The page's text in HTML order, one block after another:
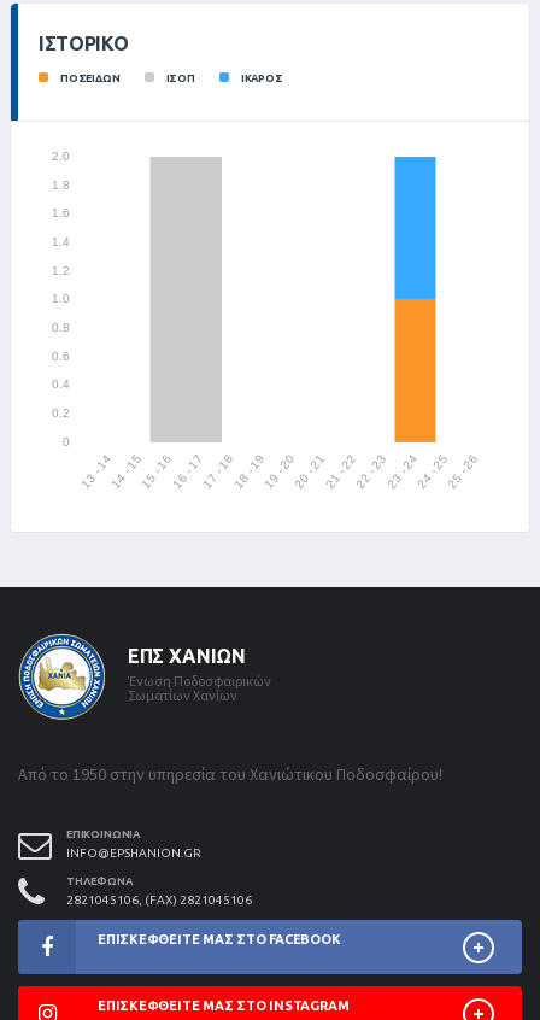
ΙΣΤΟΡΙΚΌ
ΠΟΣΕΙΔΩΝ ΙΣΟΠ ΙΚΑΡΟΣ
ΕΠΣ ΧΑΝΊΩΝ
Ένωση Ποδοσφαιρικών
Σωματίων Χανίων
Από το 1950 στην υπηρεσία του Χανιώτικου Ποδοσφαίρου!
ΕΠΙΚΟΙΝΩΝΊΑ
INFO@EPSHANION.GR
ΤΗΛΈΦΩΝΑ
2821045106, (FAX) 2821045106
ΕΠΙΣΚΕΦΘΕΊΤΕ ΜΑΣ ΣΤΟ FACEBOOK
ΕΠΙΣΚΕΦΘΕΊΤΕ ΜΑΣ ΣΤΟ INSTAGRAM